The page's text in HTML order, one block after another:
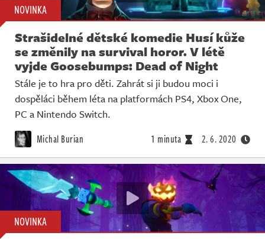
NOVINKA
Strašidelné dětské komedie Husí kůže
se změnily na survival horor. V létě
vyjde Goosebumps: Dead of Night
Stále je to hra pro děti. Zahrát si ji budou moci i
dospěláci během léta na platformách PS4, Xbox One,
PC a Nintendo Switch.
Michal Burian 1 minuta 2. 6. 2020
NOVINKA